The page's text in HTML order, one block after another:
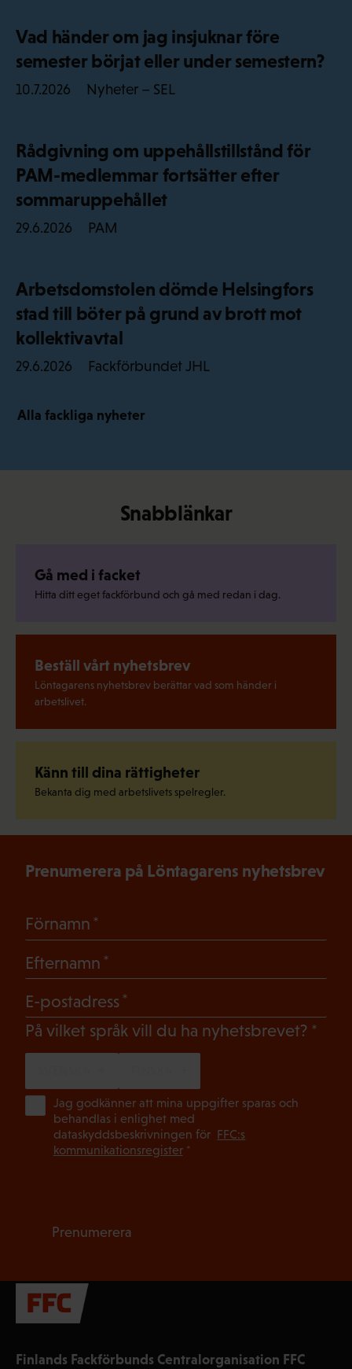
Vad händer om jag insjuknar före
semester börjat eller under semestern?
10.7.2026 Nyheter – SEL
Rådgivning om uppehållstillstånd för
PAM-medlemmar fortsätter efter
sommaruppehållet
29.6.2026 PAM
Arbetsdomstolen dömde Helsingfors
stad till böter på grund av brott mot
kollektivavtal
29.6.2026 Fackförbundet JHL
Alla fackliga nyheter
Snabblänkar
Gå med i facket
Hitta ditt eget fackförbund och gå med redan i dag.
Beställ vårt nyhetsbrev
Löntagarens nyhetsbrev berättar vad som händer i
arbetslivet.
Känn till dina rättigheter
Bekanta dig med arbetslivets spelregler.
Finlands Fackförbunds Centralorganisation FFC
Prenumerera på Löntagarens nyhetsbrev
Förnamn
Efternamn
E-postadress
På vilket språk vill du ha nyhetsbrevet?
Jag godkänner att mina uppgifter sparas och
behandlas i enlighet med
dataskyddsbeskrivningen för FFC:s
kommunikationsregister*
Prenumerera